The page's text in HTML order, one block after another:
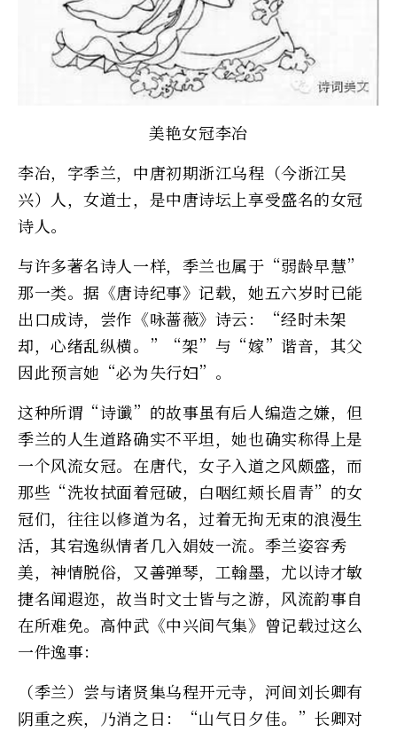
美艳女冠李冶
李冶，字季兰，中唐初期浙江乌程（今浙江吴
兴）人，女道士，是中唐诗坛上享受盛名的女冠
诗人。
与许多著名诗人一样，季兰也属于“弱龄早慧”
那一类。据《唐诗纪事》记载，她五六岁时已能
出口成诗，尝作《咏蔷薇》诗云：“经时未架
却，心绪乱纵横。”“架”与“嫁”谐音，其父
因此预言她“必为失行妇”。
这种所谓“诗谶”的故事虽有后人编造之嫌，但
季兰的人生道路确实不平坦，她也确实称得上是
一个风流女冠。在唐代，女子入道之风颇盛，而
那些“洗妆拭面着冠破，白咽红颊长眉青”的女
冠们，往往以修道为名，过着无拘无束的浪漫生
活，其宕逸纵情者几入娟妓一流。季兰姿容秀
美，神情脱俗，又善弹琴，工翰墨，尤以诗才敏
捷名闻遐迩，故当时文士皆与之游，风流韵事自
在所难免。高仲武《中兴间气集》曾记载过这么
一件逸事：
（季兰）尝与诸贤集乌程开元寺，河间刘长卿有
阴重之疾，乃消之日：“山气日夕佳。”长卿对